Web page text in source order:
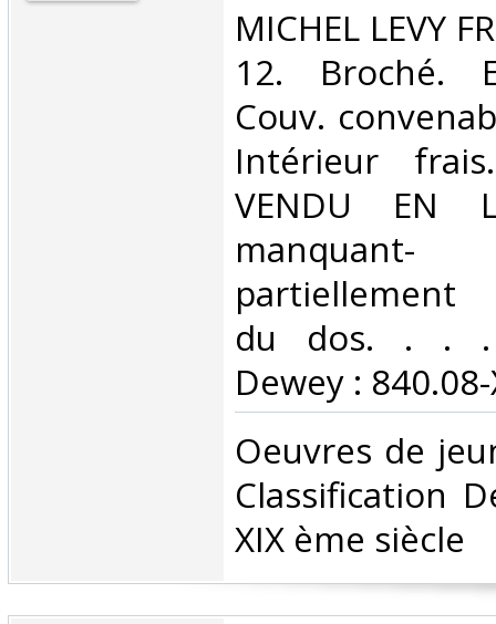
‎MICHEL LEVY
12. Broché.
Couv.
Intérieur
VENDU EN
partiellement
du dos. . . .
Dewey :
‎Oeuvres de
Classification
XIX ème siècle‎